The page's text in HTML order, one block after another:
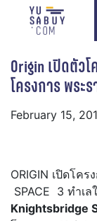
Origin เปิดตัว
โครงการ พระ
February 15,
ORIGIN เปิดโค
SPACE 3 ทําเล
Knightsbridge